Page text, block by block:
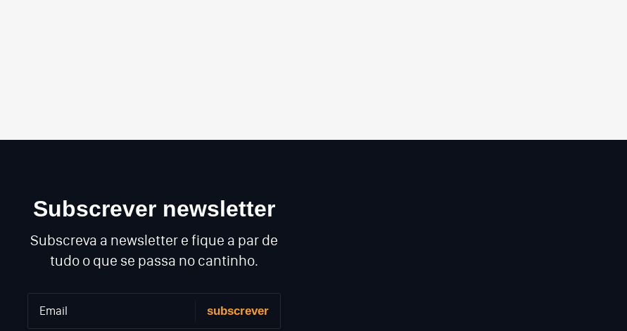
Subscrever newsletter
Subscreva a newsletter e fique a par de
tudo o que se passa no cantinho.